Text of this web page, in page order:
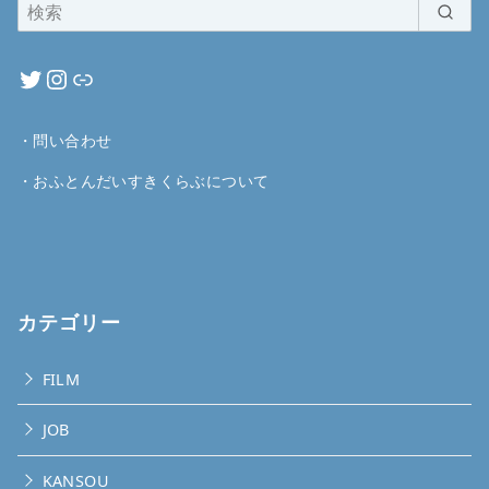
・ 問い合わせ
・ おふとんだいすきくらぶについて
カテゴリー
FILM
JOB
KANSOU